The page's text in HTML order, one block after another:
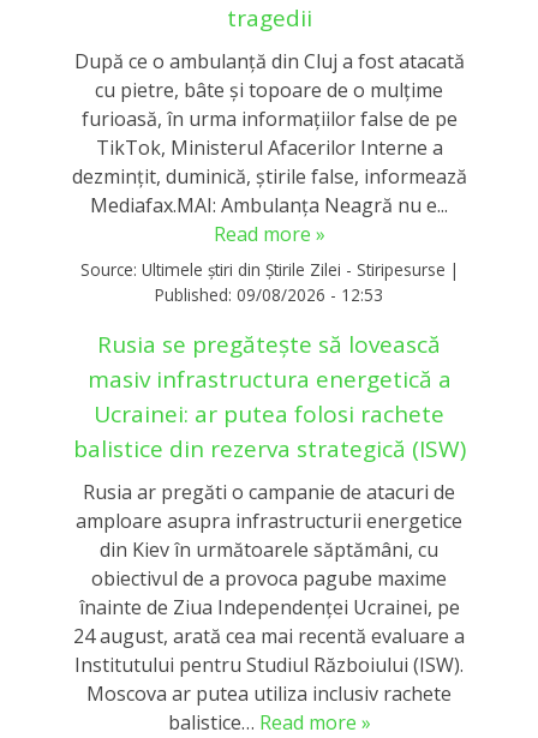
tragedii
După ce o ambulanță din Cluj a fost atacată
cu pietre, bâte și topoare de o mulțime
furioasă, în urma informațiilor false de pe
TikTok, Ministerul Afacerilor Interne a
dezmințit, duminică, știrile false, informează
Mediafax.MAI: Ambulanța Neagră nu e...
Read more »
Source: Ultimele știri din Știrile Zilei - Stiripesurse |
Published: 09/08/2026 - 12:53
Rusia se pregătește să lovească
masiv infrastructura energetică a
Ucrainei: ar putea folosi rachete
balistice din rezerva strategică (ISW)
Rusia ar pregăti o campanie de atacuri de
amploare asupra infrastructurii energetice
din Kiev în următoarele săptămâni, cu
obiectivul de a provoca pagube maxime
înainte de Ziua Independenței Ucrainei, pe
24 august, arată cea mai recentă evaluare a
Institutului pentru Studiul Războiului (ISW).
Moscova ar putea utiliza inclusiv rachete
balistice… Read more »